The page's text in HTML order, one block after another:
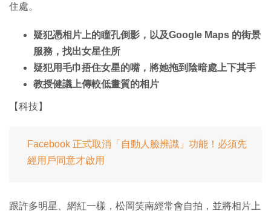
住處。
疑犯憑相片上的瞳孔倒影，以及Google Maps 的街景
服務，找出女星住所
疑犯用毛巾捂住女星的嘴，將她拖到陰暗處上下其手
教授健議上傳較低畫質的相片
【科技】
Facebook 正式取消「自動人臉辨識」功能！必須先
經用戶同意才啟用
跟許多明星、網紅一樣，松岡笑南經常會自拍，並將相片上